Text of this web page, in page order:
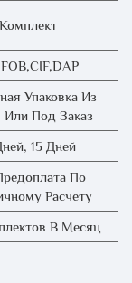
Упаковка Из
Или Под Заказ
15 Дней
По
Расчету
В Месяц